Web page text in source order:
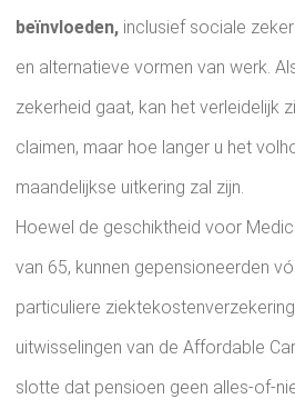
beïnvloeden, inclusief sociale
en alternatieve vormen van werk.
zekerheid gaat, kan het verleidelijk
claimen, maar hoe langer u het
maandelijkse uitkering zal zijn.
Hoewel de geschiktheid voor
van 65, kunnen gepensioneerden
particuliere
uitwisselingen van de Affordable
slotte dat pensioen geen alles-of-